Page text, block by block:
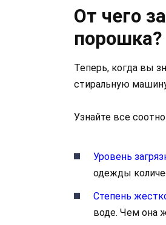
От чего
порошка?
Теперь, когда вы
стиральную
Узнайте все
Уровень
одежды
Степень
воде. Чем она